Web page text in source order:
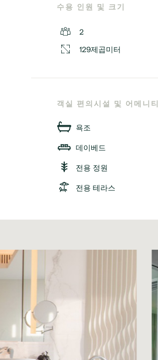
수용 인원 및 크기
2
129제곱미터
객실 편의시설 및 어메니티
욕조
데이베드
전용 정원
전용 테라스